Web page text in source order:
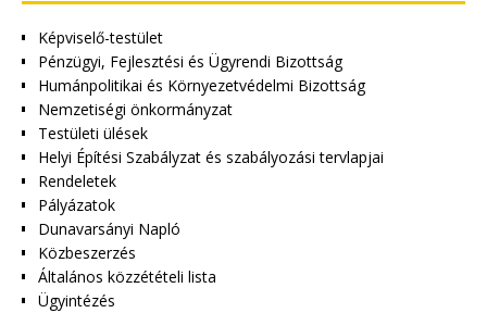
Képviselő-testület
Pénzügyi, Fejlesztési és Ügyrendi Bizottság
Humánpolitikai és Környezetvédelmi Bizottság
Nemzetiségi önkormányzat
Testületi ülések
Helyi Építési Szabályzat és szabályozási tervlapjai
Rendeletek
Pályázatok
Dunavarsányi Napló
Közbeszerzés
Általános közzétételi lista
Ügyintézés